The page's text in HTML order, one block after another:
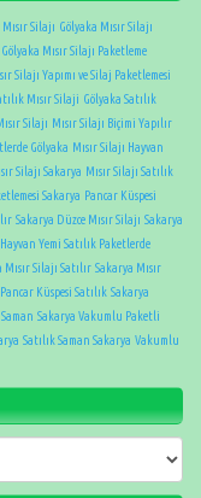
Silajı Gölyaka Mısır Silajı
Gölyaka Mısır Silajı Paketleme
Silajı Yapımı ve Silaj Paketlemesi
Mısır Silaji Gölyaka Satılık
Silajı Mısır Silajı Biçimi Yapılır
Gölyaka Mısır Silajı Hayvan
Silajı Sakarya Mısır Silajı Satılık
Sakarya Pancar Küspesi
Sakarya Düzce Mısır Silajı Sakarya
Yemi Satılık Paketlerde
Mısır Silajı Satılır Sakarya Mısır
Küspesi Satılık Sakarya
Sakarya Vakumlu Paketli
Satılık Saman Sakarya Vakumlu